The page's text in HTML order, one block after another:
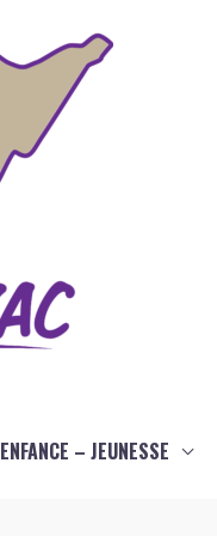
ENFANCE – JEUNESSE